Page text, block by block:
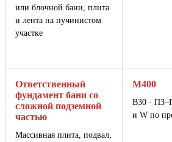
или блочной бани, плита
и лента на пучинистом
участке
Ответственный
фундамент бани со
сложной подземной
частью
Массивная плита, подвал,
М400
В30 ·
и W по